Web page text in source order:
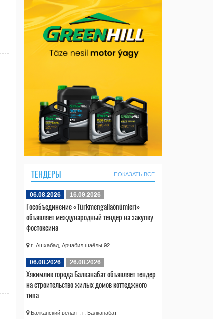
ТЕНДЕРЫ ПОКАЗАТЬ ВСЕ
06.08.2026 16.09.2026
Гособъединение «Türkmengallaönümleri»
объявляет международный тендер на закупку
фостоксина
г. Ашхабад, Арчабил шаёлы 92
06.08.2026 26.08.2026
Хякимлик города Балканабат объявляет тендер
на строительство жилых домов коттеджного
типа
Балканский велаят, г. Балканабат